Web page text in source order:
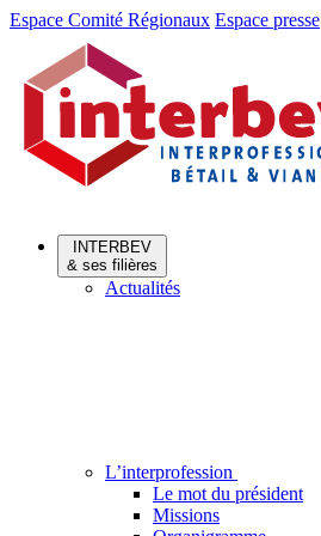
Aller
Aller
contenu
Espace Comité Régionaux Espace presse
INTERBEV
& ses filières
Actualités
L’interprofession
Le mot du président
Missions